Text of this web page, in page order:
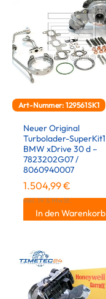
Art-Nummer: 129561SK1
Neuer Original
Turbolader-SuperKit1
BMW xDrive 30 d –
7823202G07 /
8060940007
1.504,99€
inkl. 19 % MwSt.
In den Warenkorb